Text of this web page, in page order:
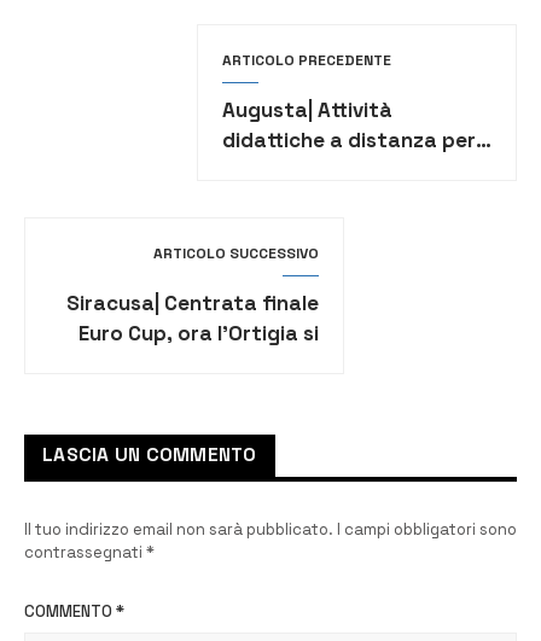
ARTICOLO PRECEDENTE
Augusta| Attività
didattiche a distanza per
ARTICOLO SUCCESSIVO
Siracusa| Centrata finale
Euro Cup, ora l’Ortigia si
LASCIA UN COMMENTO
Il tuo indirizzo email non sarà pubblicato. I campi obbligatori sono
contrassegnati *
COMMENTO *